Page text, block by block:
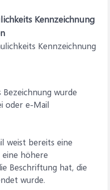
Kennzeichnung
Kennzeichnung
wurde
oder e-Mail
weist bereits eine
eine höhere
Beschriftung hat, die
wurde.